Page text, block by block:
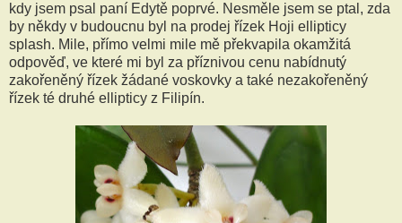
kdy jsem psal paní Edytě poprvé. Nesměle jsem se ptal, zda
by někdy v budoucnu byl na prodej řízek Hoji ellipticy
splash. Mile, přímo velmi mile mě překvapila okamžitá
odpověď, ve které mi byl za příznivou cenu nabídnutý
zakořeněný řízek žádané voskovky a také nezakořeněný
řízek té druhé ellipticy z Filipín.